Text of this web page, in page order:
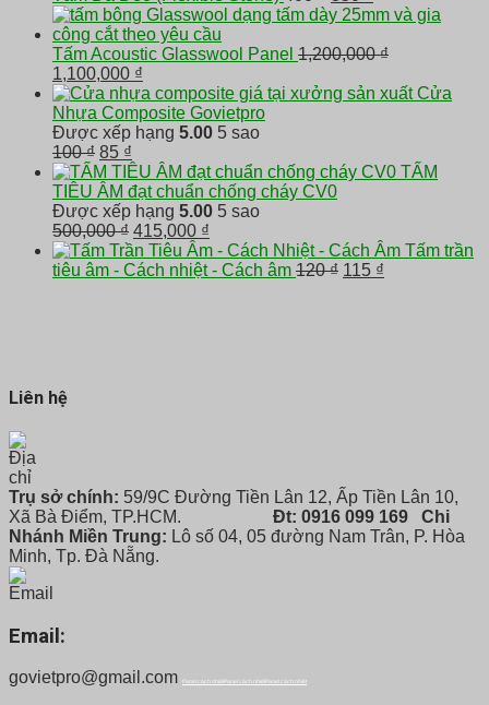
gốc
400 ₫.
hiện
là:
Tấm Acoustic Glasswool Panel 1,200,000₫
Giá
gốc
là:
1,200,000 ₫.
1,100,000 ₫
hiện
tại
là:
Cửa
Nhựa Composite Govietpro
Được xếp hạng 5.00 5 sao
100₫ Giá
gốc
là:
100 ₫.
85 ₫
hiện
tại
là:
85 ₫.
TẤM
TIÊU ÂM đạt chuẩn chống cháy CV0
Được xếp hạng 5.00 5 sao
500,000₫ Giá
gốc
là:
415,000 ₫
hiện
tại
Tấm trần
tiêu âm - Cách nhiệt - Cách âm 120₫ Giá
115 ₫
Liên hệ
Trụ sở chính: 59/9C Đường Tiền Lân 12, Ấp Tiền Lân 10,
Xã Bà Điểm, TP.HCM.
Đt: 0916 099 169
Chi
Nhánh Miền Trung: Lô số 04, 05 đường Nam Trân, P. Hòa
Minh, Tp. Đà Nẵng.
Email:
govietpro@gmail.com Panel cách nhiệt Panel cách nhiệt Panel cách nhiệt